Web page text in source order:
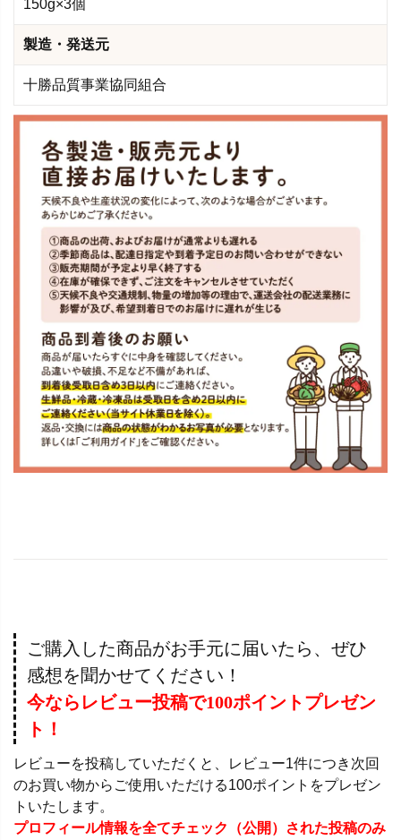
150g×3個
製造・発送元
十勝品質事業協同組合
ご購入した商品がお手元に届いたら、ぜひ
感想を聞かせてください！
今ならレビュー投稿で100ポイントプレゼン
ト！
レビューを投稿していただくと、レビュー1件につき次回
のお買い物からご使用いただける100ポイントをプレゼン
トいたします。
プロフィール情報を全てチェック（公開）された投稿のみ